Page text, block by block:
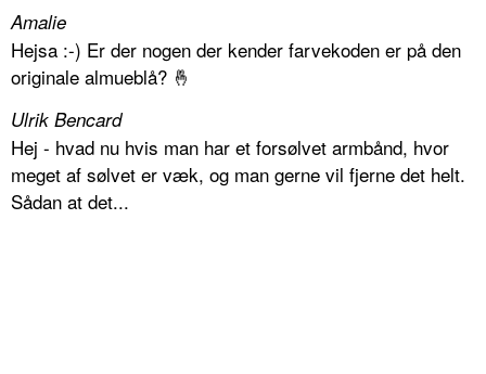
Amalie
Hejsa :-) Er der nogen der kender farvekoden er på den
originale almueblå? 🤞
Ulrik Bencard
Hej - hvad nu hvis man har et forsølvet armbånd, hvor
meget af sølvet er væk, og man gerne vil fjerne det helt.
Sådan at det...